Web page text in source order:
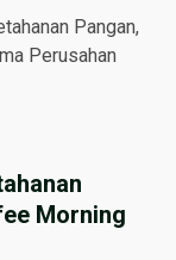
Pangan,
Perusahan
Morning